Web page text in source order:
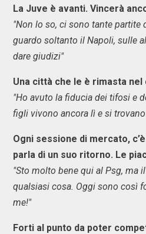
La Juve è avanti. Vincerà
"Non lo so, ci sono tante partite
guardo soltanto il Napoli, sulle
dare giudizi"
Una città che le è rimasta nel
"Ho avuto la fiducia dei tifosi e
figli vivono ancora lì e si
Ogni sessione di mercato,
parla di un suo ritorno. Le
"Sto molto bene qui al Psg, ma
qualsiasi cosa. Oggi sono così
me!"
Forti al punto da poter